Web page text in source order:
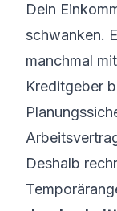
Dein
schwanken.
manchmal
Kreditgeber
Deshalb